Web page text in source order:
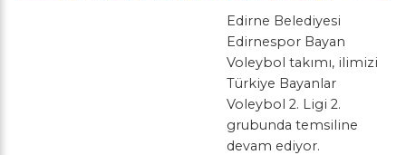
Edirne Belediyesi
Edirnespor Bayan
Voleybol takımı, ilimizi
Türkiye Bayanlar
Voleybol 2. Ligi 2.
grubunda temsiline
devam ediyor.